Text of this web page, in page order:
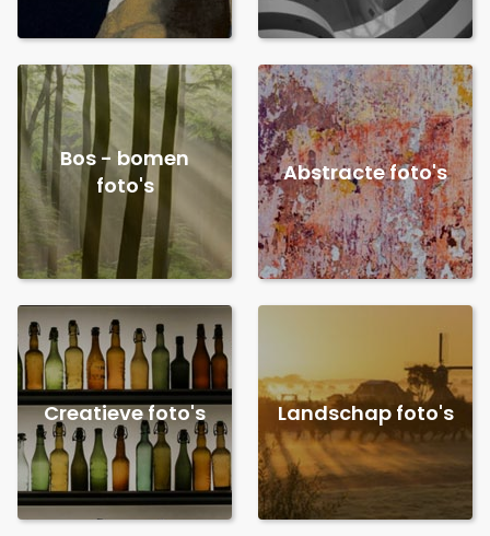
Bos - bomen
foto's
Abstracte foto's
Creatieve foto's Landschap foto's